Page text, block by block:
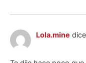
Lola.mine